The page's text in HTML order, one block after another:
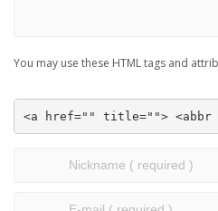
You may use these HTML tags and
<a href="" title=""> <abbr